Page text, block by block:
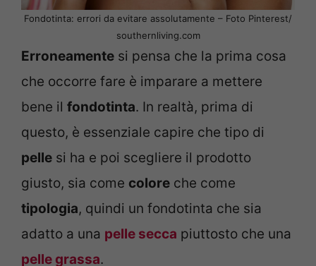
Fondotinta: errori da evitare assolutamente – Foto Pinterest/
southernliving.com
Erroneamente si pensa che la prima cosa
che occorre fare è imparare a mettere
bene il fondotinta. In realtà, prima di
questo, è essenziale capire che tipo di
pelle si ha e poi scegliere il prodotto
giusto, sia come colore che come
tipologia, quindi un fondotinta che sia
adatto a una pelle secca piuttosto che una
pelle grassa.